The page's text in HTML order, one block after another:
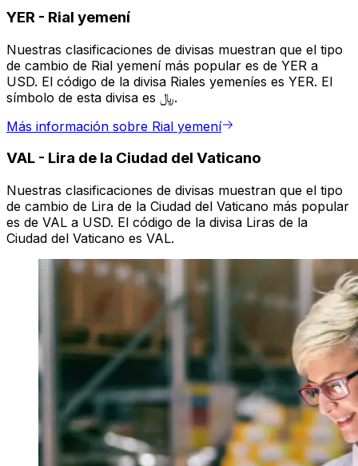
YER - Rial yemení
Nuestras clasificaciones de divisas muestran que el tipo
de cambio de Rial yemení más popular es de YER a
USD. El código de la divisa Riales yemeníes es YER. El
símbolo de esta divisa es ﷼.
Más información sobre Rial yemení
VAL - Lira de la Ciudad del Vaticano
Nuestras clasificaciones de divisas muestran que el tipo
de cambio de Lira de la Ciudad del Vaticano más popular
es de VAL a USD. El código de la divisa Liras de la
Ciudad del Vaticano es VAL.